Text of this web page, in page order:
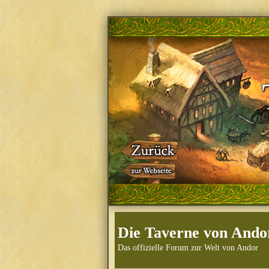
Die Taverne von
Das offizielle Forum zur Welt von Andor